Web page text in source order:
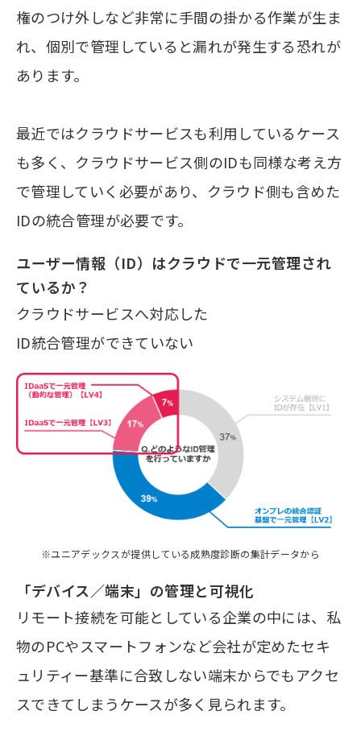
権のつけ外しなど非常に手間の掛かる作業が生ま
れ、個別で管理していると漏れが発生する恐れが
あります。
最近ではクラウドサービスも利用しているケース
も多く、クラウドサービス側のIDも同様な考え方
で管理していく必要があり、クラウド側も含めた
IDの統合管理が必要です。
ユーザー情報（ID）はクラウドで一元管理され
ているか？
クラウドサービスへ対応した
ID統合管理ができていない
※ユニアデックスが提供している成熟度診断の集計データから
「デバイス／端末」の管理と可視化
リモート接続を可能としている企業の中には、私
物のPCやスマートフォンなど会社が定めたセキ
ュリティー基準に合致しない端末からでもアクセ
スできてしまうケースが多く見られます。